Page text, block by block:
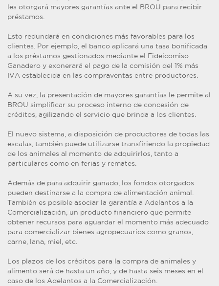
les otorgará mayores garantías ante el BROU para recibir
préstamos.
Esto redundará en condiciones más favorables para los
clientes. Por ejemplo, el banco aplicará una tasa bonificada
a los préstamos gestionados mediante el Fideicomiso
Ganadero y exonerará el pago de la comisión del 1% más
IVA establecida en las compraventas entre productores.
A su vez, la presentación de mayores garantías le permite al
BROU simplificar su proceso interno de concesión de
créditos, agilizando el servicio que brinda a los clientes.
El nuevo sistema, a disposición de productores de todas las
escalas, también puede utilizarse transfiriendo la propiedad
de los animales al momento de adquirirlos, tanto a
particulares como en ferias y remates.
Además de para adquirir ganado, los fondos otorgados
pueden destinarse a la compra de alimentación animal.
También es posible asociar la garantía a Adelantos a la
Comercialización, un producto financiero que permite
obtener recursos para aguardar el momento más adecuado
para comercializar bienes agropecuarios como granos,
carne, lana, miel, etc.
Los plazos de los créditos para la compra de animales y
alimento será de hasta un año, y de hasta seis meses en el
caso de los Adelantos a la Comercialización.